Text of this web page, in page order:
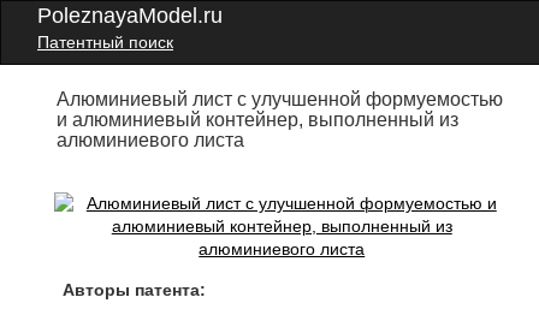
PoleznayaModel.ru
Патентный поиск
Алюминиевый лист с улучшенной формуемостью
и алюминиевый контейнер, выполненный из
алюминиевого листа
Авторы патента: